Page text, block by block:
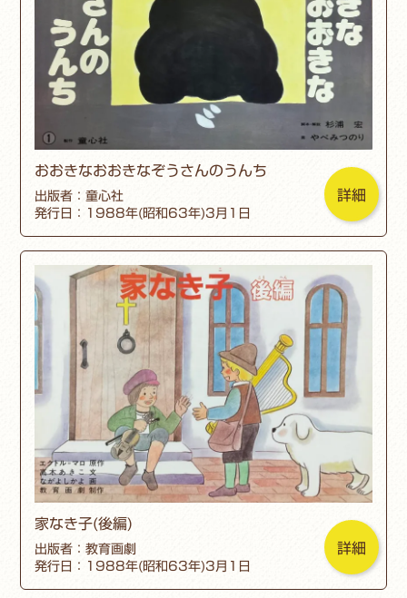
おおきなおおきなぞうさんのうんち
出版者：童心社
発行日：1988年(昭和63年)3月1日
詳細
家なき子(後編)
出版者：教育画劇
発行日：1988年(昭和63年)3月1日
詳細